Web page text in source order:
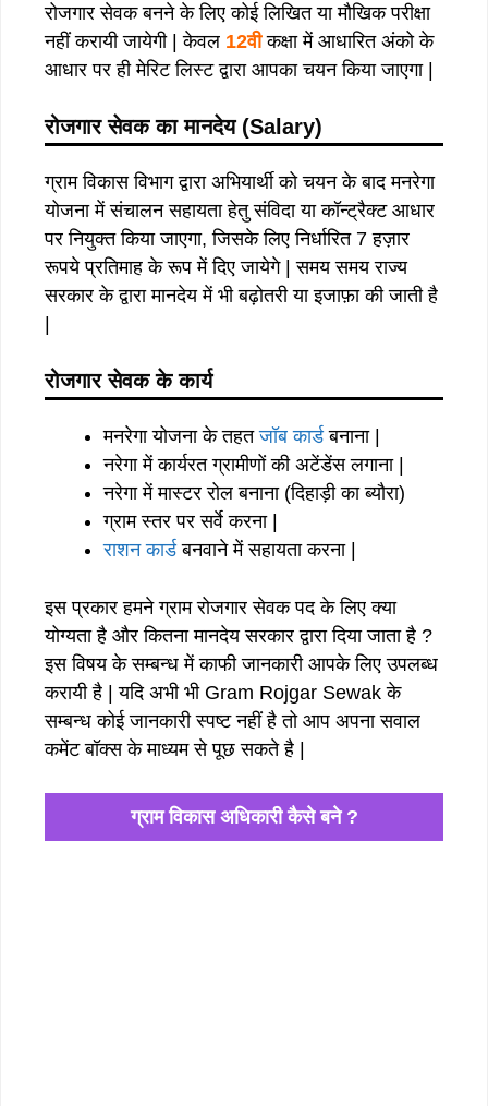
रोजगार सेवक बनने के लिए कोई लिखित या मौखिक परीक्षा
नहीं करायी जायेगी | केवल 12वीकक्षा में आधारित अंको के
आधार पर ही मेरिट लिस्ट द्वारा आपका चयन किया जाएगा |
रोजगार सेवक का मानदेय (Salary)
ग्राम विकास विभाग द्वारा अभियार्थी को चयन के बाद मनरेगा
योजना में संचालन सहायता हेतु संविदा या कॉन्ट्रैक्ट आधार
पर नियुक्त किया जाएगा, जिसके लिए निर्धारित 7 हज़ार
रूपये प्रतिमाह के रूप में दिए जायेगे | समय समय राज्य
सरकार के द्वारा मानदेय में भी बढ़ोतरी या इजाफ़ा की जाती है
|
रोजगार सेवक के कार्य
मनरेगा योजना के तहतजॉब कार्डबनाना |
नरेगा में कार्यरत ग्रामीणों की अटेंडेंस लगाना |
नरेगा में मास्टर रोल बनाना (दिहाड़ी का ब्यौरा)
ग्राम स्तर पर सर्वे करना |
राशन कार्डबनवाने में सहायता करना |
इस प्रकार हमने ग्राम रोजगार सेवक पद के लिए क्या
योग्यता है और कितना मानदेय सरकार द्वारा दिया जाता है ?
इस विषय के सम्बन्ध में काफी जानकारी आपके लिए उपलब्ध
करायी है | यदि अभी भी Gram Rojgar Sewak के
सम्बन्ध कोई जानकारी स्पष्ट नहीं है तो आप अपना सवाल
कमेंट बॉक्स के माध्यम से पूछ सकते है |
ग्राम विकास अधिकारी कैसे बने ?